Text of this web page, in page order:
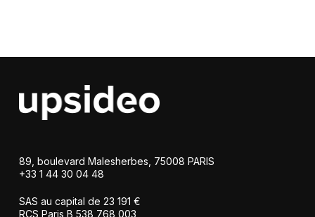
89, boulevard Malesherbes, 75008 PARIS
+33 1 44 30 04 48
SAS au capital de 23 191 €
RCS Paris B 538 768 003